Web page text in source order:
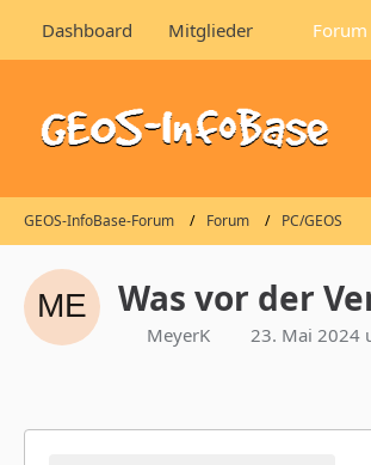
Dashboard Mitglieder Forum
GEOS-InfoBase-Forum Forum PC/GEOS
Was vor der
MeyerK 23. Mai 2024